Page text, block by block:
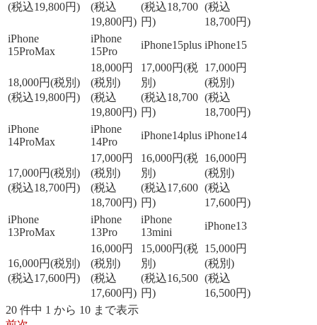
(税込19,800円)
(税込
19,800円)
(税込18,700
円)
(税込
18,700円)
iPhone
15ProMax
iPhone
15Pro
iPhone15plus iPhone15
18,000円(税別)
(税込19,800円)
18,000円
(税別)
(税込
19,800円)
17,000円(税
別)
(税込18,700
円)
17,000円
(税別)
(税込
18,700円)
iPhone
14ProMax
iPhone
14Pro
iPhone14plus iPhone14
17,000円(税別)
(税込18,700円)
17,000円
(税別)
(税込
18,700円)
16,000円(税
別)
(税込17,600
円)
16,000円
(税別)
(税込
17,600円)
iPhone
13ProMax
iPhone
13Pro
iPhone
13mini
iPhone13
16,000円(税別)
(税込17,600円)
16,000円
(税別)
(税込
17,600円)
15,000円(税
別)
(税込16,500
円)
15,000円
(税別)
(税込
16,500円)
20 件中 1 から 10 まで表示